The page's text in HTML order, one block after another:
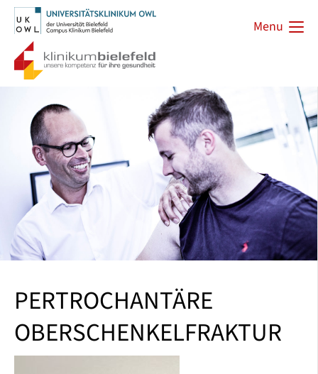
Menu
PERTROCHANTÄRE
OBERSCHENKELFRAKTUR